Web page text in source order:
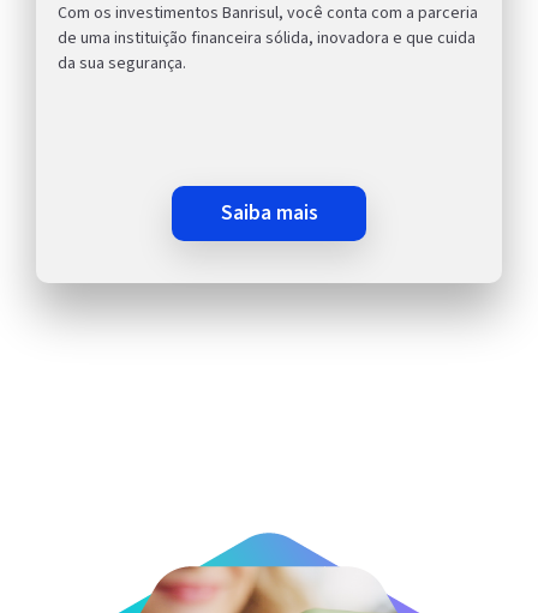
Com os investimentos Banrisul, você conta com a parceria
de uma instituição financeira sólida, inovadora e que cuida
da sua segurança.
saiba mais